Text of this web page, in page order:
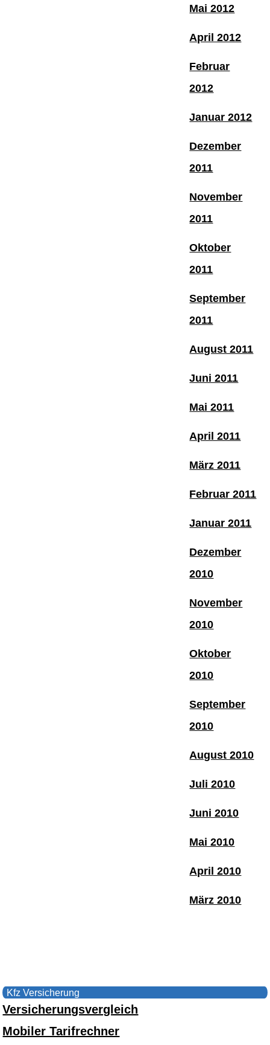
Mai 2012
April 2012
Februar
2012
Januar 2012
Dezember
2011
November
2011
Oktober
2011
September
2011
August 2011
Juni 2011
Mai 2011
April 2011
März 2011
Februar 2011
Januar 2011
Dezember
2010
November
2010
Oktober
2010
September
2010
August 2010
Juli 2010
Juni 2010
Mai 2010
April 2010
März 2010
Kfz Versicherung
Versicherungsvergleich
Mobiler Tarifrechner